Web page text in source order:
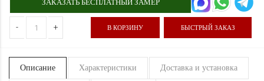
ЗАКАЗАТЬ БЕСПЛАТНЫЙ ЗАМЕР
- + В КОРЗИНУ БЫСТРЫЙ ЗАКАЗ
Описание Характеристики Доставка и установка